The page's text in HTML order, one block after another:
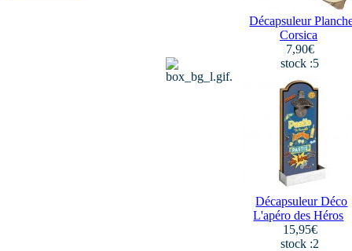
Décapsuleur
Corsica
7,90€
stock :5
Décapsuleur Déco
L'apéro des Héros
15,95€
stock :2